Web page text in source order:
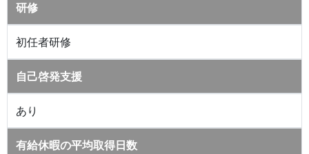
研修
初任者研修
自己啓発支援
あり
有給休暇の平均取得日数